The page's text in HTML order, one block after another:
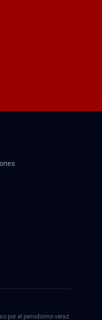
por el periodismo veraz.